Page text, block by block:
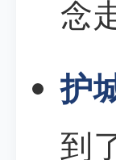
念
护
到